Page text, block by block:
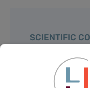
SCIENTIFIC